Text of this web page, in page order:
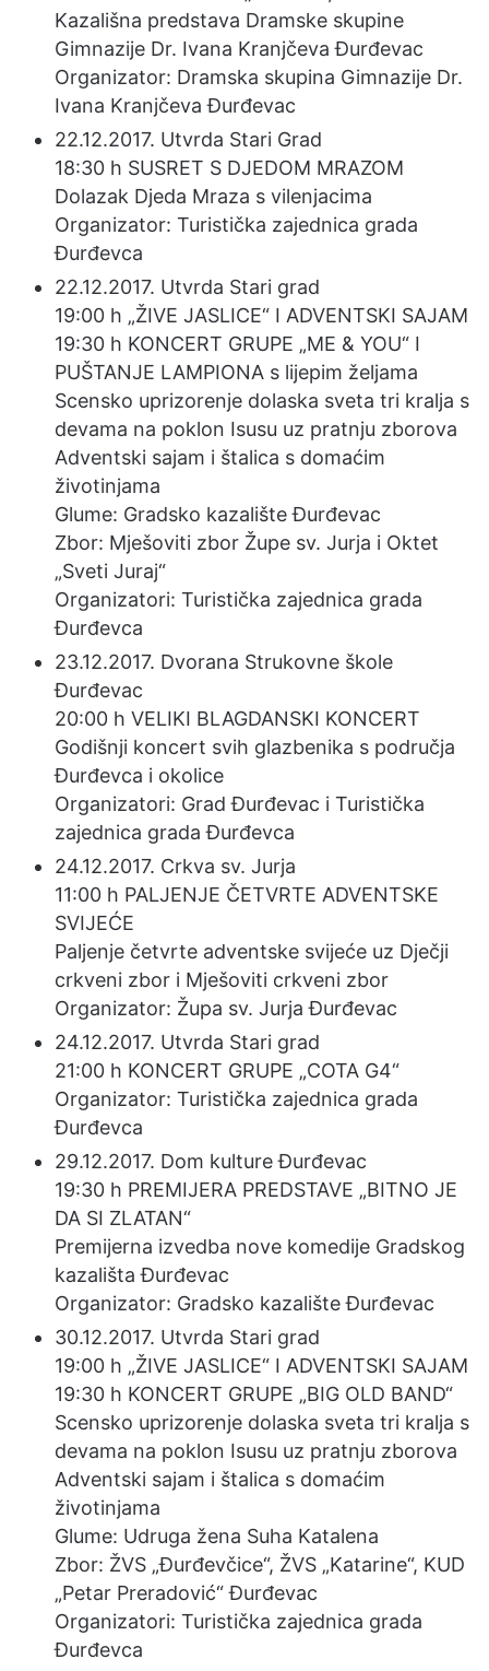
Kazališna predstava Dramske skupine
Gimnazije Dr. Ivana Kranjčeva Đurđevac
Organizator: Dramska skupina Gimnazije Dr.
Ivana Kranjčeva Đurđevac
22.12.2017. Utvrda Stari Grad
18:30 h SUSRET S DJEDOM MRAZOM
Dolazak Djeda Mraza s vilenjacima
Organizator: Turistička zajednica grada
Đurđevca
22.12.2017. Utvrda Stari grad
19:00 h „ŽIVE JASLICE“ I ADVENTSKI SAJAM
19:30 h KONCERT GRUPE „ME & YOU“ I
PUŠTANJE LAMPIONA s lijepim željama
Scensko uprizorenje dolaska sveta tri kralja s
devama na poklon Isusu uz pratnju zborova
Adventski sajam i štalica s domaćim
životinjama
Glume: Gradsko kazalište Đurđevac
Zbor: Mješoviti zbor Župe sv. Jurja i Oktet
„Sveti Juraj“
Organizatori: Turistička zajednica grada
Đurđevca
23.12.2017. Dvorana Strukovne škole
Đurđevac
20:00 h VELIKI BLAGDANSKI KONCERT
Godišnji koncert svih glazbenika s područja
Đurđevca i okolice
Organizatori: Grad Đurđevac i Turistička
zajednica grada Đurđevca
24.12.2017. Crkva sv. Jurja
11:00 h PALJENJE ČETVRTE ADVENTSKE
SVIJEĆE
Paljenje četvrte adventske svijeće uz Dječji
crkveni zbor i Mješoviti crkveni zbor
Organizator: Župa sv. Jurja Đurđevac
24.12.2017. Utvrda Stari grad
21:00 h KONCERT GRUPE „COTA G4“
Organizator: Turistička zajednica grada
Đurđevca
29.12.2017. Dom kulture Đurđevac
19:30 h PREMIJERA PREDSTAVE „BITNO JE
DA SI ZLATAN“
Premijerna izvedba nove komedije Gradskog
kazališta Đurđevac
Organizator: Gradsko kazalište Đurđevac
30.12.2017. Utvrda Stari grad
19:00 h „ŽIVE JASLICE“ I ADVENTSKI SAJAM
19:30 h KONCERT GRUPE „BIG OLD BAND“
Scensko uprizorenje dolaska sveta tri kralja s
devama na poklon Isusu uz pratnju zborova
Adventski sajam i štalica s domaćim
životinjama
Glume: Udruga žena Suha Katalena
Zbor: ŽVS „Đurđevčice“, ŽVS „Katarine“, KUD
„Petar Preradović“ Đurđevac
Organizatori: Turistička zajednica grada
Đurđevca